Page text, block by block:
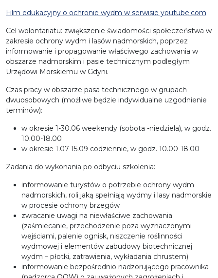
Film edukacyjny o ochronie wydm w serwisie youtube.com
Cel wolontariatu: zwiększenie świadomości społeczeństwa w
zakresie ochrony wydm i lasów nadmorskich, poprzez
informowanie i propagowanie właściwego zachowania w
obszarze nadmorskim i pasie technicznym podległym
Urzędowi Morskiemu w Gdyni.
Czas pracy w obszarze pasa technicznego w grupach
dwuosobowych (możliwe będzie indywidualne uzgodnienie
terminów):
w okresie 1-30.06 weekendy (sobota -niedziela), w godz.
10.00-18.00
w okresie 1.07-15.09 codziennie, w godz. 10.00-18.00
Zadania do wykonania po odbyciu szkolenia:
informowanie turystów o potrzebie ochrony wydm
nadmorskich, roli jaką spełniają wydmy i lasy nadmorskie
w procesie ochrony brzegów
zwracanie uwagi na niewłaściwe zachowania
(zaśmiecanie, przechodzenie poza wyznaczonymi
wejściami, palenie ognisk, niszczenie roślinności
wydmowej i elementów zabudowy biotechnicznej
wydm – płotki, zatrawienia, wykładania chrustem)
informowanie bezpośrednio nadzorującego pracownika